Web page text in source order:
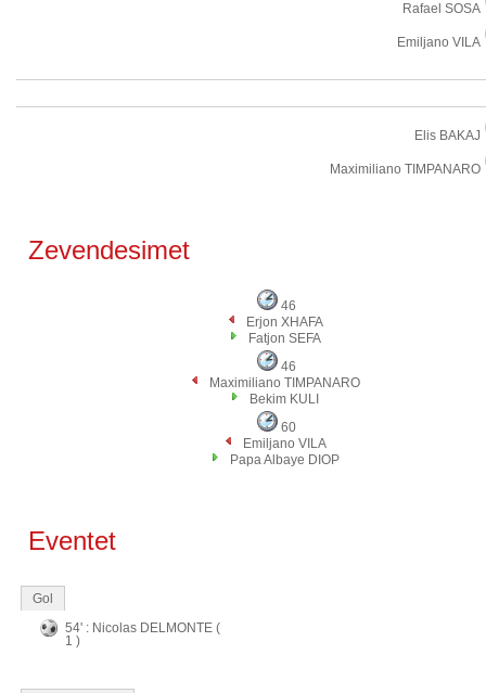
Rafael SOSA
Emiljano VILA
Elis BAKAJ
Maximiliano TIMPANARO
Zevendesimet
46
Erjon XHAFA
Fatjon SEFA
46
Maximiliano TIMPANARO
Bekim KULI
60
Emiljano VILA
Papa Albaye DIOP
Eventet
Gol
54' : Nicolas DELMONTE (
1 )